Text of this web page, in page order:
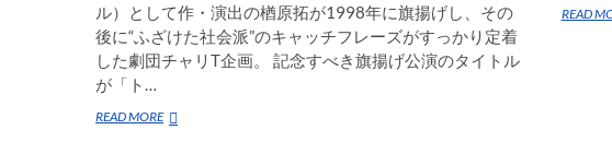
ル）として作・演出の楢原拓が1998年に旗揚げし、その
後に“ふざけた社会派”のキャッチフレーズがすっかり定着
した劇団チャリT企画。 記念すべき旗揚げ公演のタイトル
が「ト…
READ MOREチ
READ